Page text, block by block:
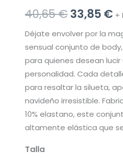
40,65€El
precio
original
era:
40,65 €.
33,85€El
+
Déjate envolver por la
sensual conjunto de
para quienes desean
personalidad. Cada
para resaltar la silueta,
navideño irresistible.
10% elastano, este
altamente elástica que
Talla